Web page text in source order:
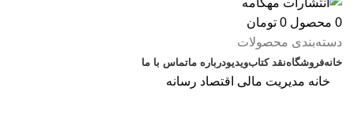
0 محصول 0 تومان
دسته‌بندی محصولات
خانهفروشگاهنقد کتابویدیودرباره‌ ماتماس با ما
خانه مدیریت مالی اقتصاد رسانه